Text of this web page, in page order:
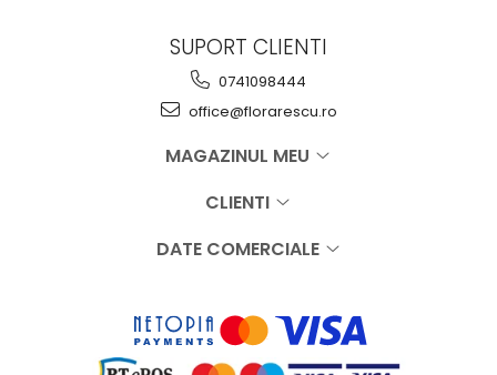
SUPORT CLIENTI
0741098444
office@florarescu.ro
MAGAZINUL MEU
CLIENTI
DATE COMERCIALE